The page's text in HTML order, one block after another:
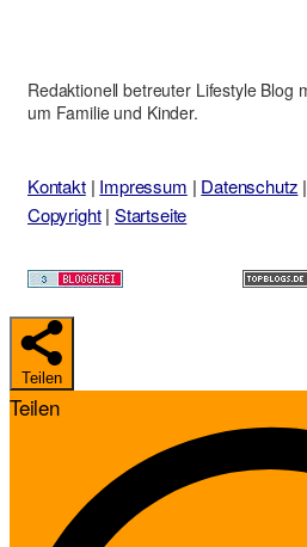
Redaktionell betreuter Lifestyle Blog
um Familie und Kinder.
Kontakt| Impressum | Datenschutz |
Copyright| Startseite
Teilen
Teilen